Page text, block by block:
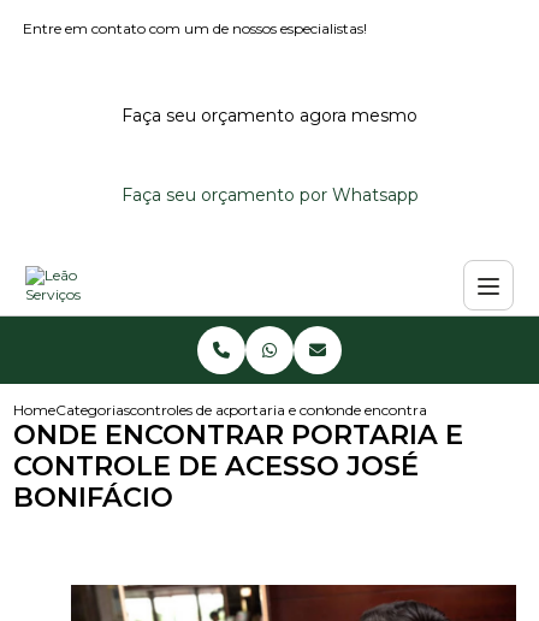
Entre em contato com um de nossos especialistas!
Faça seu orçamento agora mesmo
Faça seu orçamento por Whatsapp
HomeCategoriascontroles de acessoportaria e controle de acesso
onde encontrar portaria e
ONDE ENCONTRAR PORTARIA E
CONTROLE DE ACESSO JOSÉ
BONIFÁCIO